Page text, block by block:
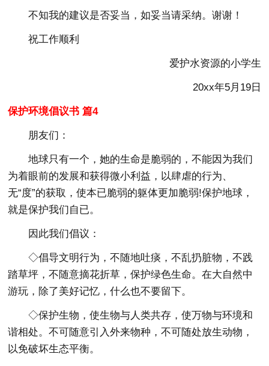
不知我的建议是否妥当，如妥当请采纳。谢谢！
祝工作顺利
爱护水资源的小学生
20xx年5月19日
保护环境倡议书 篇4
朋友们：
地球只有一个，她的生命是脆弱的，不能因为我们
为着眼前的发展和获得微小利益，以肆虐的行为、
无“度”的获取，使本已脆弱的躯体更加脆弱!保护地球，
就是保护我们自已。
因此我们倡议：
◇倡导文明行为，不随地吐痰，不乱扔脏物，不践
踏草坪，不随意摘花折草，保护绿色生命。在大自然中
游玩，除了美好记忆，什么也不要留下。
◇保护生物，使生物与人类共存，使万物与环境和
谐相处。不可随意引入外来物种，不可随处放生动物，
以免破坏生态平衡。